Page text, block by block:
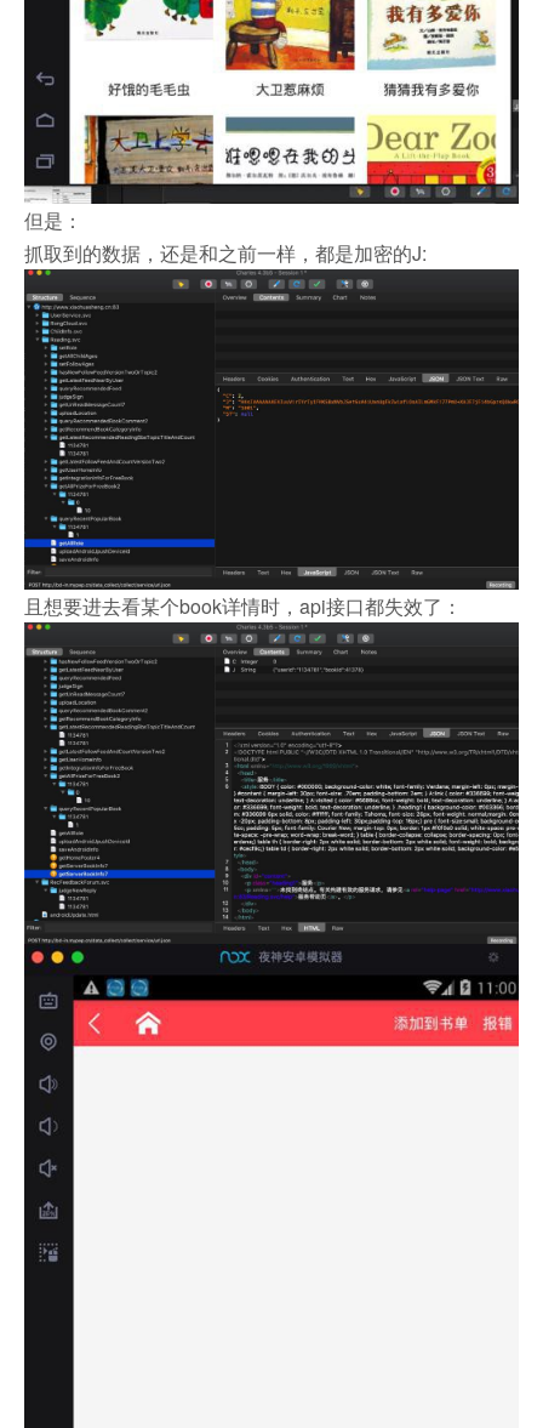
但是：
抓取到的数据，还是和之前一样，都是加密的J:
且想要进去看某个book详情时，api接口都失效了：